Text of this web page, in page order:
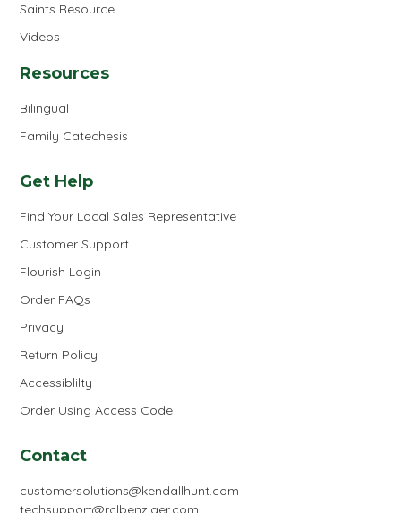
Saints Resource
Videos
Resources
Bilingual
Family Catechesis
Get Help
Find Your Local Sales Representative
Customer Support
Flourish Login
Order FAQs
Privacy
Return Policy
Accessiblilty
Order Using Access Code
Contact
customersolutions@kendallhunt.com
techsupport@rclbenziger.com